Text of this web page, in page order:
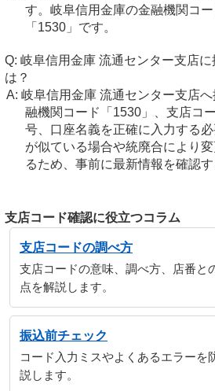
す。岐阜信用金庫の金融機関コ
「1530」です。
岐阜信用金庫 流通センター支店
は？
岐阜信用金庫 流通センター支店
融機関コード「1530」、支店コ
号、口座名義を正確に入力する
が似ている場合や統廃合により
るため、事前に最新情報を確認す
支店コード確認に役立つコラム
支店コードの調べ方
支店コードの意味、調べ方、店番と
点を解説します。
振込前チェック
コード入力ミスやよくあるエラーを
説します。